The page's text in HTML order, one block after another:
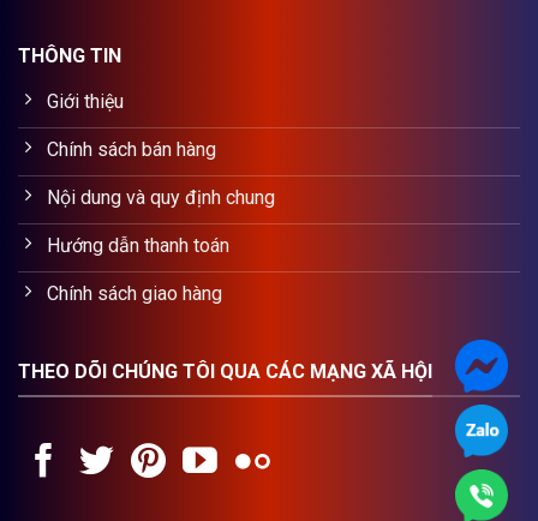
THÔNG TIN
Giới thiệu
Chính sách bán hàng
Nội dung và quy định chung
Hướng dẫn thanh toán
Chính sách giao hàng
THEO DÕI CHÚNG TÔI QUA CÁC MẠNG XÃ HỘI